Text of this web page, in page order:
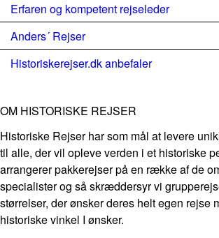
Erfaren og kompetent rejseleder
Anders´ Rejser
Historiskerejser.dk anbefaler
OM HISTORISKE REJSER
Historiske Rejser har som mål at levere
til alle, der vil opleve verden i et historiske
arrangerer pakkerejser på en række af de
specialister og så skræddersyr vi
størrelser, der ønsker deres helt egen rejse
historiske vinkel I ønsker.